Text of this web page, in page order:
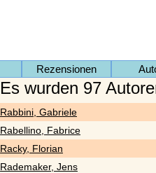
Rezensionen
Es wurden 97
Rabbini, Gabriele
Rabellino, Fabrice
Racky, Florian
Rademaker, Jens